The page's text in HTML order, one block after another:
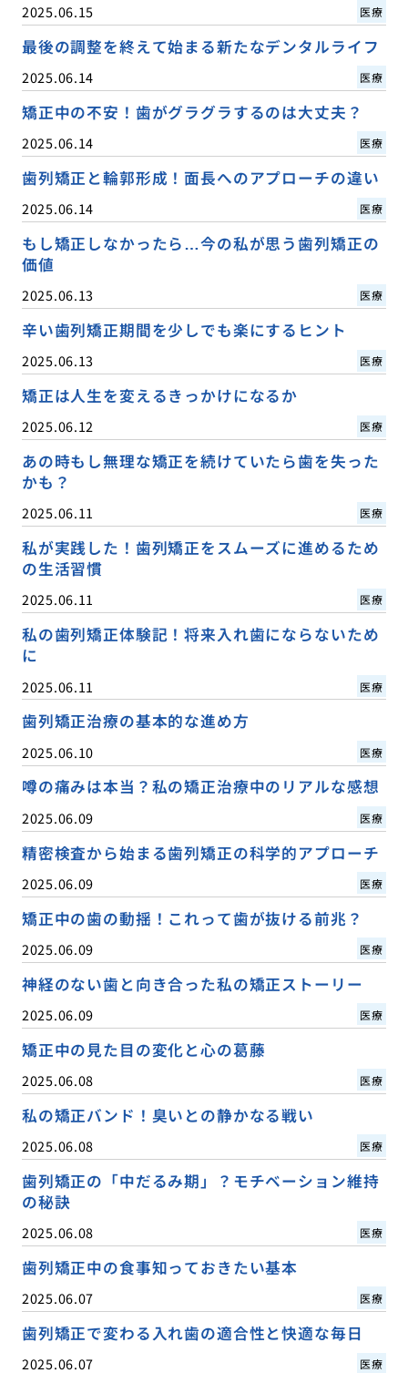
2025.06.15 医療
最後の調整を終えて始まる新たなデンタルライフ
2025.06.14 医療
矯正中の不安！歯がグラグラするのは大丈夫？
2025.06.14 医療
歯列矯正と輪郭形成！面長へのアプローチの違い
2025.06.14 医療
もし矯正しなかったら…今の私が思う歯列矯正の
価値
2025.06.13 医療
辛い歯列矯正期間を少しでも楽にするヒント
2025.06.13 医療
矯正は人生を変えるきっかけになるか
2025.06.12 医療
あの時もし無理な矯正を続けていたら歯を失った
かも？
2025.06.11 医療
私が実践した！歯列矯正をスムーズに進めるため
の生活習慣
2025.06.11 医療
私の歯列矯正体験記！将来入れ歯にならないため
に
2025.06.11 医療
歯列矯正治療の基本的な進め方
2025.06.10 医療
噂の痛みは本当？私の矯正治療中のリアルな感想
2025.06.09 医療
精密検査から始まる歯列矯正の科学的アプローチ
2025.06.09 医療
矯正中の歯の動揺！これって歯が抜ける前兆？
2025.06.09 医療
神経のない歯と向き合った私の矯正ストーリー
2025.06.09 医療
矯正中の見た目の変化と心の葛藤
2025.06.08 医療
私の矯正バンド！臭いとの静かなる戦い
2025.06.08 医療
歯列矯正の「中だるみ期」？モチベーション維持
の秘訣
2025.06.08 医療
歯列矯正中の食事知っておきたい基本
2025.06.07 医療
歯列矯正で変わる入れ歯の適合性と快適な毎日
2025.06.07 医療